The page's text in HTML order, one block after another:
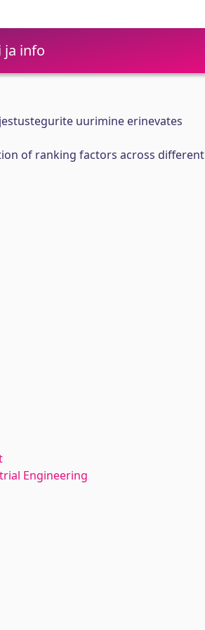
ja info
uurimine erinevates
of ranking factors across different
Engineering